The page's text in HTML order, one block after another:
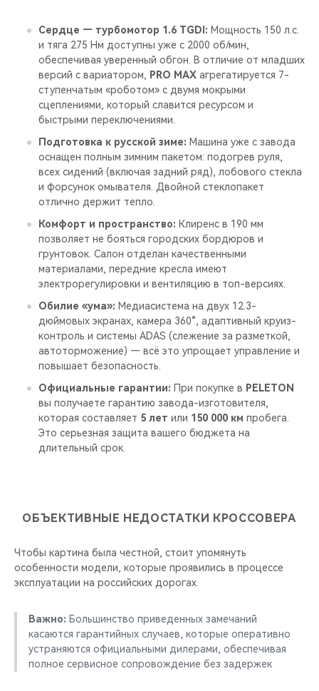
Сердце — турбомотор 1.6 TGDI: Мощность 150 л.с.
и тяга 275 Нм доступны уже с 2000 об/мин,
обеспечивая уверенный обгон. В отличие от младших
версий с вариатором,
PRO MAX агрегатируется 7-
ступенчатым «роботом» с двумя мокрыми
сцеплениями, который славится ресурсом и
быстрыми переключениями.
Подготовка к русской зиме: Машина уже с завода
оснащен полным зимним пакетом: подогрев руля,
всех сидений (включая задний ряд), лобового стекла
и форсунок омывателя. Двойной стеклопакет
отлично держит тепло.
Комфорт и пространство: Клиренс в 190 мм
позволяет не бояться городских бордюров и
грунтовок. Салон отделан качественными
материалами, передние кресла имеют
электрорегулировки и вентиляцию в топ-версиях.
Обилие «ума»: Медиасистема на двух 12.3-
дюймовых экранах, камера 360°, адаптивный круиз-
контроль и системы ADAS (слежение за разметкой,
автоторможение) — всё это упрощает управление и
повышает безопасность.
Официальные гарантии: При покупке в PELETON
вы получаете гарантию завода-изготовителя,
которая составляет 5 лет или 150 000 км пробега.
Это серьезная защита вашего бюджета на
длительный срок.
ОБЪЕКТИВНЫЕ НЕДОСТАТКИ КРОССОВЕРА
Чтобы картина была честной, стоит упомянуть
особенности модели, которые проявились в процессе
эксплуатации на российских дорогах.
Важно: Большинство приведенных замечаний
касаются гарантийных случаев, которые оперативно
устраняются официальными дилерами, обеспечивая
полное сервисное сопровождение без задержек